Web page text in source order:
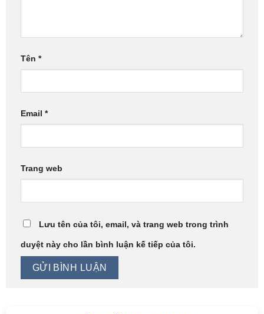
Tên *
Email *
Trang web
Lưu tên của tôi, email, và trang web trong trình
duyệt này cho lần bình luận kế tiếp của tôi.